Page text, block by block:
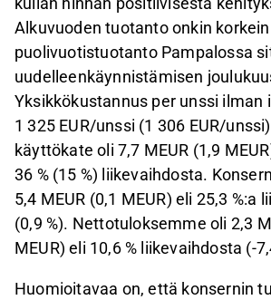
Alkuvuoden tuotanto onkin korkein
puolivuotistuotanto Pampalossa
uudelleenkäynnistämisen
Yksikkökustannus per unssi ilman
1 325 EUR/unssi (1 306 EUR/
käyttökate oli 7,7 MEUR (1,9
36 % (15 %) liikevaihdosta.
5,4 MEUR (0,1 MEUR) eli 25,3 %:a
(0,9 %). Nettotuloksemme oli 2,3
MEUR) eli 10,6 % liikevaihdosta (-
Huomioitavaa on, että konsernin